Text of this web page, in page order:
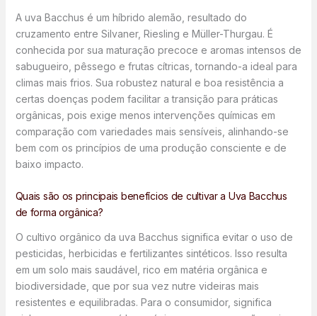
A uva Bacchus é um híbrido alemão, resultado do
cruzamento entre Silvaner, Riesling e Müller-Thurgau. É
conhecida por sua maturação precoce e aromas intensos de
sabugueiro, pêssego e frutas cítricas, tornando-a ideal para
climas mais frios. Sua robustez natural e boa resistência a
certas doenças podem facilitar a transição para práticas
orgânicas, pois exige menos intervenções químicas em
comparação com variedades mais sensíveis, alinhando-se
bem com os princípios de uma produção consciente e de
baixo impacto.
Quais são os principais benefícios de cultivar a Uva Bacchus
de forma orgânica?
O cultivo orgânico da uva Bacchus significa evitar o uso de
pesticidas, herbicidas e fertilizantes sintéticos. Isso resulta
em um solo mais saudável, rico em matéria orgânica e
biodiversidade, que por sua vez nutre videiras mais
resistentes e equilibradas. Para o consumidor, significa